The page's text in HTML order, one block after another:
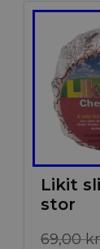
Likit
stor
69,00